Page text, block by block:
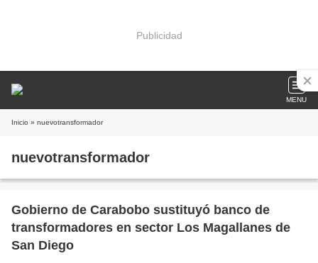
Publicidad
MENU
Inicio » nuevotransformador
nuevotransformador
Gobierno de Carabobo sustituyó banco de
transformadores en sector Los Magallanes de
San Diego